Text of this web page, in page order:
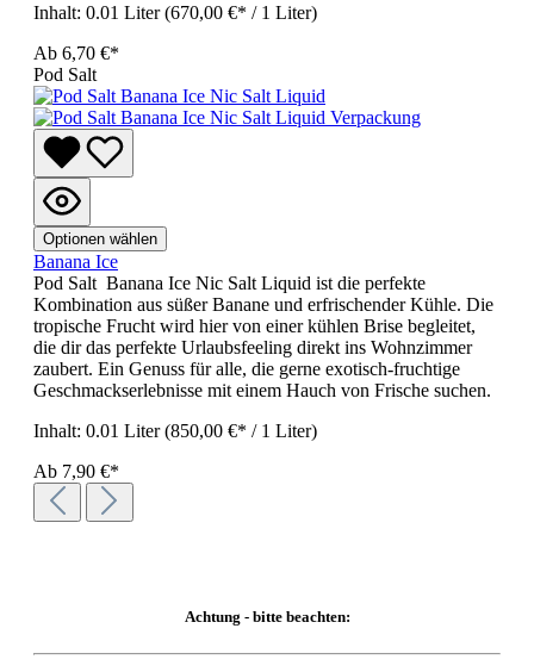
Inhalt: 0.01 Liter(670,00 €* / 1 Liter)
Ab 6,70 €*
Pod Salt
Optionen wählen
Banana Ice
Pod Salt Banana Ice Nic Salt Liquid ist die perfekte
Kombination aus süßer Banane und erfrischender Kühle. Die
tropische Frucht wird hier von einer kühlen Brise begleitet,
die dir das perfekte Urlaubsfeeling direkt ins Wohnzimmer
zaubert. Ein Genuss für alle, die gerne exotisch-fruchtige
Geschmackserlebnisse mit einem Hauch von Frische suchen.
Inhalt: 0.01 Liter(850,00 €* / 1 Liter)
Ab 7,90 €*
Achtung - bitte beachten: